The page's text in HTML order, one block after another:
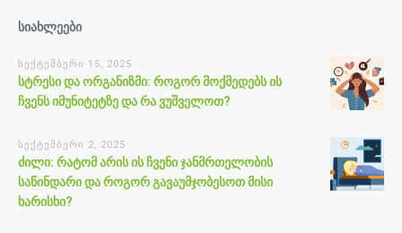
სიახლეები
სექტემბერი 15, 2025
სტრესი და ორგანიზმი: როგორ მოქმედებს ის
ჩვენს იმუნიტეტზე და რა ვუშველოთ?
სექტემბერი 2, 2025
ძილი: რატომ არის ის ჩვენი ჯანმრთელობის
საწინდარი და როგორ გავაუმჯობესოთ მისი
ხარისხი?